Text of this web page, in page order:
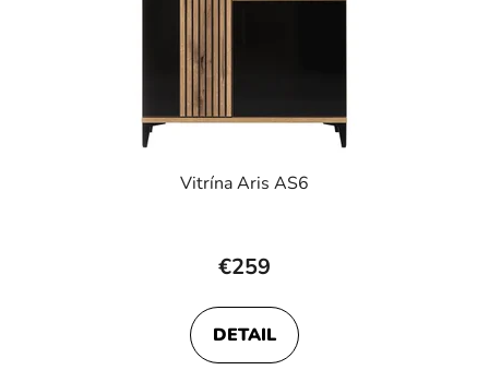
Vitrína Aris AS6
hodnotenie
je
5,0
€259
DETAIL